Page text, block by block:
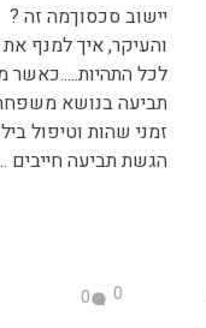
יישוב סכסוךמה זה
והעיקר, איך למנף
לכל התהיות.....כאשר
תביעה בנושא
זמני שהות וטיפול
הגשת תביעה חייבים
0
0